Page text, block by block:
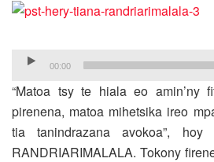
Audio
00:00
“Matoa tsy te hiala eo amin’ny
pirenena, matoa mihetsika ireo
tia tanindrazana avokoa”,
RANDRIARIMALALA. Tokony